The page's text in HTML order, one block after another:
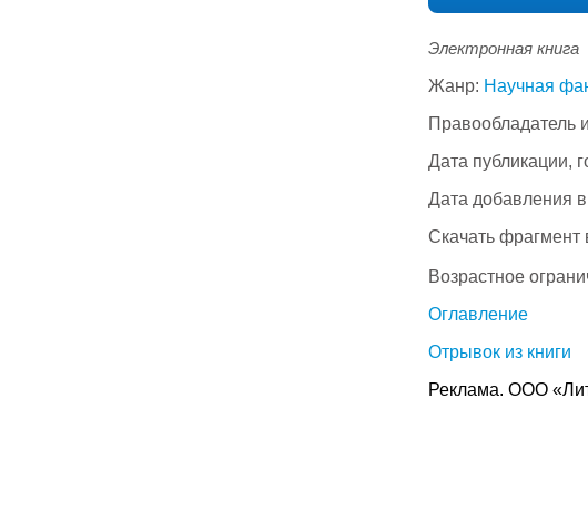
Электронная книга
Жанр: Научная
Правообладатель
Дата публикации,
Дата добавления в
Скачать
Возрастное
Оглавление
Отрывок из книги
Реклама. ООО